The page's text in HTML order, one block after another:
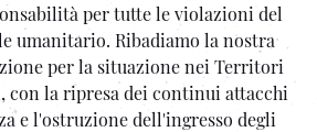
per tutte le violazioni del
umanitario. Ribadiamo la nostra
per la situazione nei Territori
con la ripresa dei continui attacchi
e l'ostruzione dell'ingresso degli